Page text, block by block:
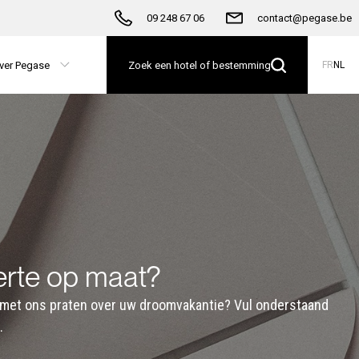
09 248 67 06 contact@pegase.be
Pegase Zoek een hotel of bestemming FR NL
op maat?
ons praten over uw droomvakantie? Vul onderstaand